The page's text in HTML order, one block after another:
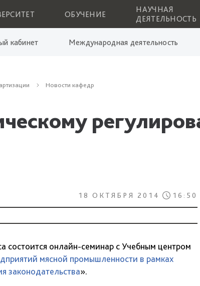
ОБУЧЕНИЕ
НАУЧНАЯ
ДЕЯТЕЛЬНОСТЬ
кабинет Международная деятельность
Новости кафедр
18 ОКТЯБРЯ 2014 16:50
состоится онлайн-семинар с Учебным центром
мясной промышленности в рамках
законодательства».